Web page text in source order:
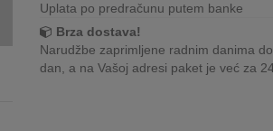
Uplata po predračunu putem banke
Brza dostava!
Narudžbe zaprimljene radnim danima
dan, a na Vašoj adresi paket je već za